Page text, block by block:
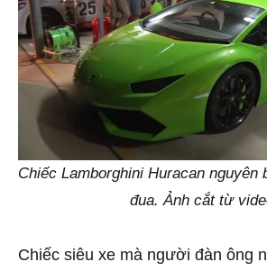
Chiếc Lamborghini Huracan nguyên
đua. Ảnh cắt từ
Chiếc siêu xe mà người đàn ông